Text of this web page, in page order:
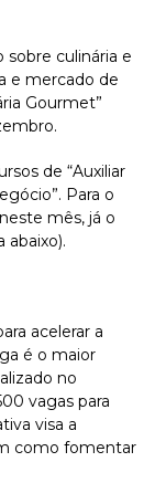
sobre culinária e
e mercado de
Gourmet”
de “Auxiliar
Para o
mês, já o
acelerar a
é o maior
no
vagas para
visa a
como fomentar